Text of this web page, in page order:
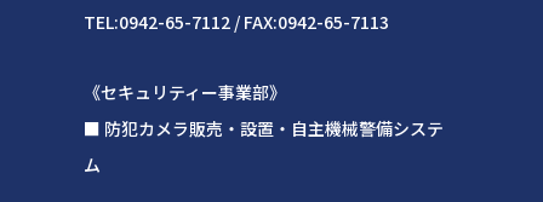
TEL:0942-65-7112 / FAX:0942-65-7113
《セキュリティー事業部》
■ 防犯カメラ販売・設置・自主機械警備システ
ム